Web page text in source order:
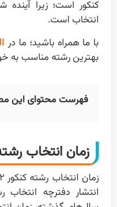
کنکور است؛ زیرا
انتخاب است.
با ما همراه باشید؛ ما در
بهترین رشته مناسب به
فهرست محتوای این
زمان انتخاب رشته